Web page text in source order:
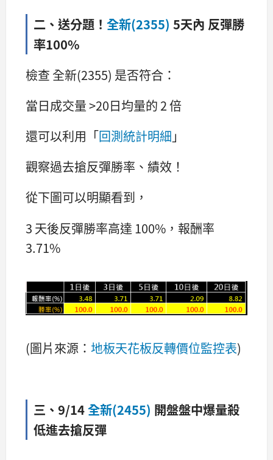
二、送分題！ 全新(2355) 5天內 反彈勝
率100%
檢查 全新(2355) 是否符合：
當日成交量 >20日均量的 2 倍
還可以利用「回測統計明細 」
觀察過去搶反彈勝率、績效！
從下圖可以明顯看到，
3 天後反彈勝率高達 100%，報酬率
3.71%
(圖片來源： 地板天花板反轉價位監控表)
三、9/14全新(2455) 開盤盤中爆量殺
低進去搶反彈